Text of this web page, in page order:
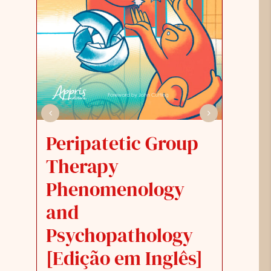
Peripatetic Group
Therapy
Phenomenology
and
Psychopathology
[Edição em Inglês]